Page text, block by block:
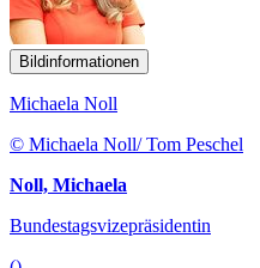
Bildinformationen
Michaela Noll
© Michaela Noll/ Tom Peschel
Noll, Michaela
Bundestagsvizepräsidentin